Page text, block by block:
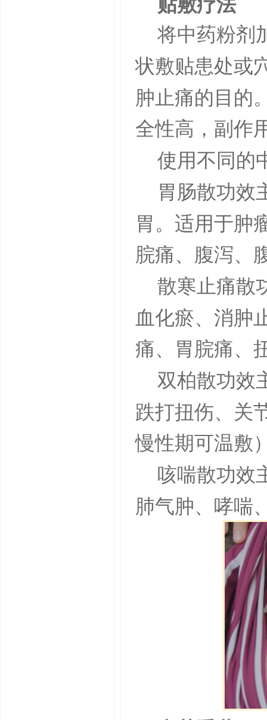
将中药粉剂
状敷贴患处或
肿止痛的目的
全性高，副作
使用不同的
胃肠散功效
胃。适用于肿
脘痛、腹泻、
散寒止痛散
血化瘀、消肿
痛、胃脘痛、
双柏散功效
跌打扭伤、关
慢性期可温敷
咳喘散功效
肺气肿、哮喘